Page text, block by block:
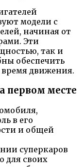
модели с
начиная от
Эти
так и
обеспечить
движения.
первом месте
в его
и общей
суперкаров
для своих